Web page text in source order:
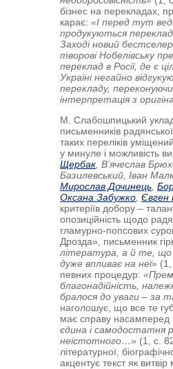
бізнес на перекладах,
карає: «І перед тут
продукуються
Заході новий
творові Нобелівську
переклад в Росії, де є
Україні негайно
перекладу,
інтерпретація з
М. Слабошпицький
письменників
таких переліків
у минуле і можливість
Щербак , В’ячеслав
Базилевський, Іван
Мирослав Дочинець
Оксана Забужко Євген
критеріїв добору –
опозиційність щодо
гламурно-попсових
Дрозда», письменник
література, а й те, що
дуже впливає на неї» (1,
певних процедур:
благонадійність,
бралося до уваги – за
наголошує, що все те
має справу
єдина і самодостатня
неістотного…» (1, с.
літературної,
акцентує текст як